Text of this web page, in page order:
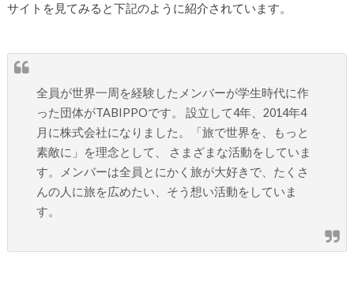
サイトを見てみると下記のように紹介されています。
全員が世界一周を経験したメンバーが学生時代に作
った団体がTABIPPOです。 設立して4年、2014年4
月に株式会社になりました。「旅で世界を、もっと
素敵に」を理念として、 さまざまな活動をしていま
す。メンバーは全員とにかく旅が大好きで、たくさ
んの人に旅を広めたい、そう想い活動をしていま
す。